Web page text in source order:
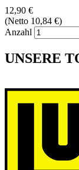
12,90 €
(Netto 10,84 €)
Anzahl
UNSERE